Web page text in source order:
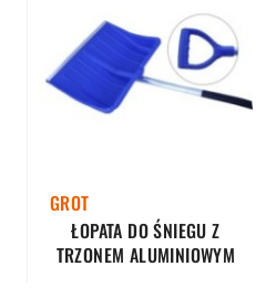
GROT
ŁOPATA DO ŚNIEGU Z
TRZONEM ALUMINIOWYM